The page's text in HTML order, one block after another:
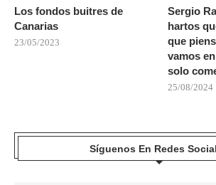
Los fondos buitres de
Canarias
23/05/2023
Sergio
hartos
que
vamos
solo
25/08/2024
Síguenos En Redes